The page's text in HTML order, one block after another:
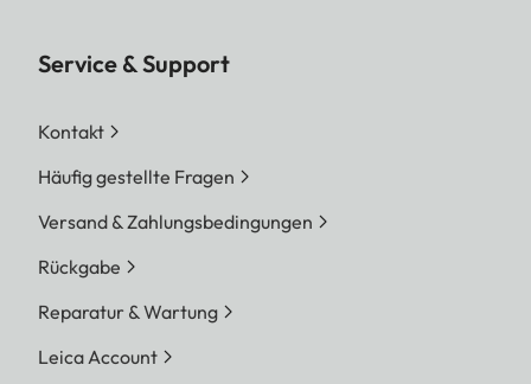
Service & Support
Kontakt
Häufig gestellte Fragen
Versand & Zahlungsbedingungen
Rückgabe
Reparatur & Wartung
Leica Account